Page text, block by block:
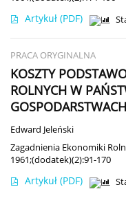
Artykuł (PDF)
PRACA ORYGINALNA
KOSZTY
ROLNYCH W
Edward Jeleński
Zagadnienia Ekonomiki
1961;(dodatek)(2):91-170
Artykuł (PDF)